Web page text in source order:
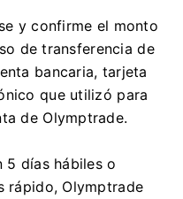
y confirme el monto
de transferencia de
bancaria, tarjeta
que utilizó para
de Olymptrade.
5 días hábiles o
rápido, Olymptrade